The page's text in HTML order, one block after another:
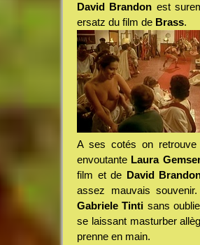
David Brandon est
ersatz du film de Brass.
A ses cotés on
envoutante Laura
film et de David
assez mauvais
Gabriele Tinti sans
se laissant masturber
prenne en main.